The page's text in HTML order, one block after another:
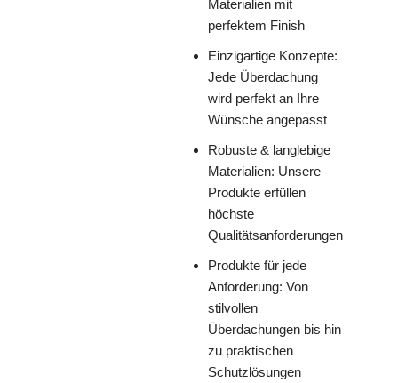
Materialien mit
perfektem Finish
Einzigartige Konzepte:
Jede Überdachung
wird perfekt an Ihre
Wünsche angepasst
Robuste & langlebige
Materialien: Unsere
Produkte erfüllen
höchste
Qualitätsanforderungen
Produkte für jede
Anforderung: Von
stilvollen
Überdachungen bis hin
zu praktischen
Schutzlösungen